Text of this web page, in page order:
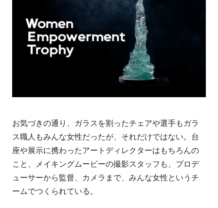
お気づきの通り、ガラスを割ったチェアや選手もガラ
ス職人もみんな女性だったが、それだけではない。台
座や展示に携わったアートディレクターはもちろんの
こと、メイキングムービーの撮影スタッフも、プロデ
ューサーから監督、カメラまで、みんな女性というチ
ームでつくられている。